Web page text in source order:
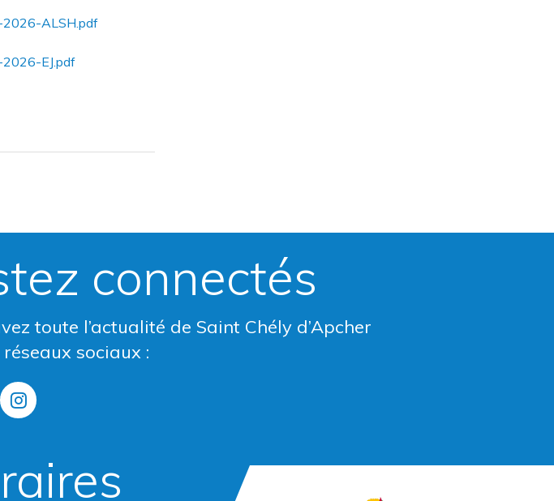
ALSH.pdf
EJ.pdf
connectés
toute l’actualité de Saint Chély d’Apcher
sociaux :
Lien
le